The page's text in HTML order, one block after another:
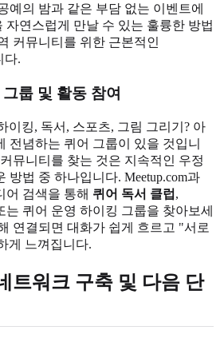
예의 밤과 같은 부담 없는 이벤트에
자연스럽게 만날 수 있는 훌륭한 방법
커뮤니티를 위한 근본적인
다.
룹 및 활동 참여
이킹, 독서, 스포츠, 그림 그리기? 아
전념하는 퀴어 그룹이 있을 것입니
뮤니티를 찾는 것은 지속적인 우정
방법 중 하나입니다. Meetup.com과
어 검색을 통해 퀴어 독서 클럽 ,
퀴어 운영 하이킹 그룹을 찾아보세
연결되면 대화가 쉽게 흐르고 "서로
게 느껴집니다.
트워크 구축 및 다음 단